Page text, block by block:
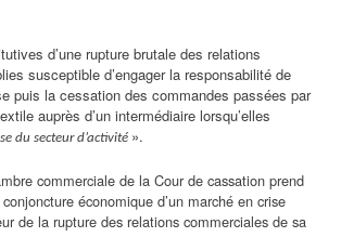
d’une rupture brutale des relations
susceptible d’engager la responsabilité de
puis la cessation des commandes passées par
auprès d’un intermédiaire lorsqu’elles
du secteur d’activité ».
commerciale de la Cour de cassation prend
économique d’un marché en crise
de la rupture des relations commerciales de sa